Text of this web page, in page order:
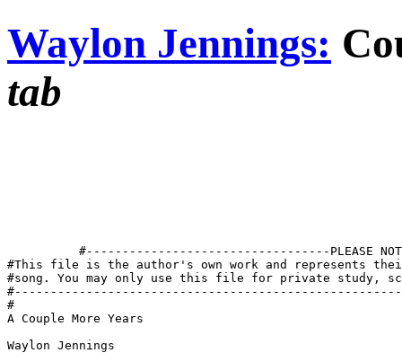
Waylon Jennings:
tab
#----------------------------------PLEASE
#This file is the author's own work and represents
#song. You may only use this file for private study,
#
A Couple More Years
Waylon Jennings